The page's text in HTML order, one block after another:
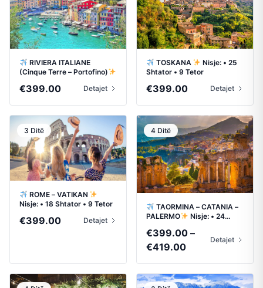
RIVIERA ITALIANE
(Cinque Terre – Portofino)
€399.00 Detajet
TOSKANA
Nisje: • 25
Shtator • 9 Tetor
€399.00 Detajet
3 Ditë
ROME – VATIKAN
Nisje: • 18 Shtator • 9 Tetor
€399.00 Detajet
4 Ditë
TAORMINA – CATANIA –
PALERMO
Nisje: • 24
€399.00 –
€419.00Price
€399.00
Detajet